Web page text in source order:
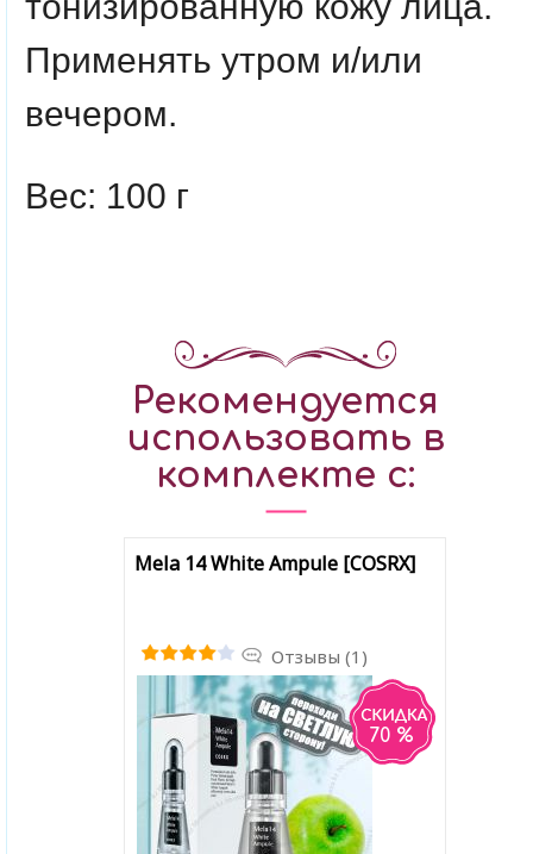
Применять утром и/или
вечером.
Вес: 100 г
Рекомендуется
использовать в
комплекте с:
Mela 14 White Ampule [COSRX]
Отзывы (1)
70 %